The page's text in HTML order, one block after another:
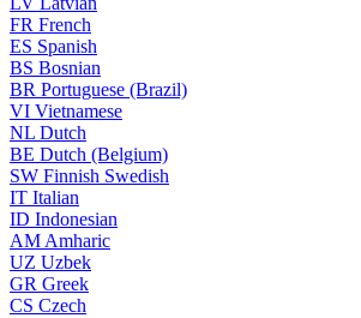
FR French
ES Spanish
BS Bosnian
BR Portuguese (Brazil)
VI Vietnamese
NL Dutch
BE Dutch (Belgium)
SW Finnish Swedish
IT Italian
ID Indonesian
AM Amharic
UZ Uzbek
GR Greek
CS Czech